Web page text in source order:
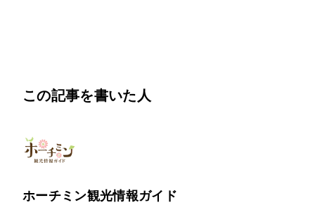
この記事を書いた人
ホーチミン観光情報ガイド